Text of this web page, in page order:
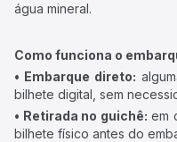
água mineral.
Como funciona o
• Embarque direto:
bilhete digital, sem
• Retirada no guichê: em
bilhete físico antes do